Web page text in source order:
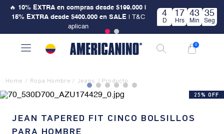
🔥 10% EXTRA en compras desde $199.000 |
15% EXTRA desde $400.000 en SALE| T&C
aplican
4
D
17
Hrs
43
Min
35
Seg
0
Ropa Hombre Jeans
25% OFF
JEAN TAPERED FIT CINCO BOLSILLOS